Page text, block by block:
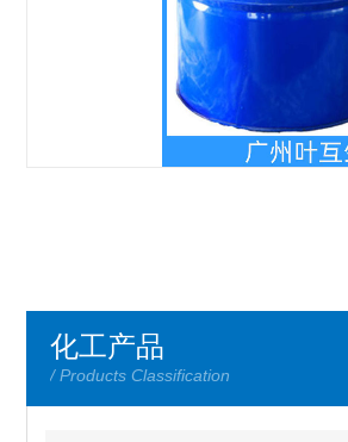
化工产品
/ Products Classification